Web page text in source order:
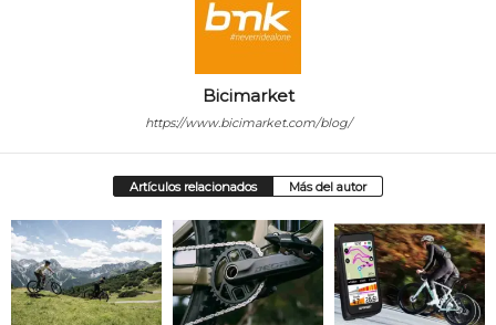
Bicimarket
https://www.bicimarket.com/blog/
Artículos relacionados Más del autor